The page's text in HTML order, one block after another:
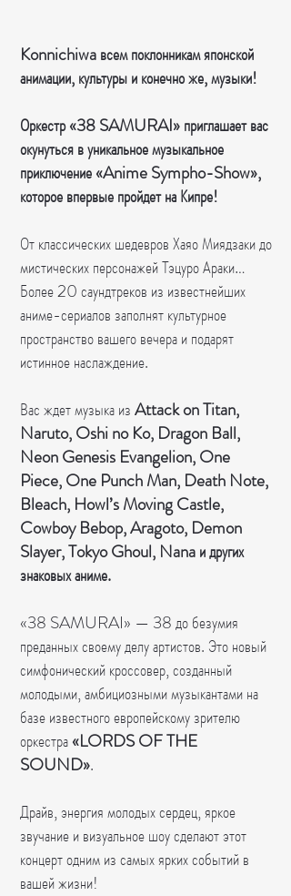
Konnichiwa всем поклонникам японской
анимации, культуры и конечно же, музыки!
Оркестр «38 SAMURAI» приглашает вас
окунуться в уникальное музыкальное
приключение «Anime Sympho-Show»,
которое впервые пройдет на Кипре!
От классических шедевров Хаяо Миядзаки до
мистических персонажей Тэцуро Араки…
Более 20 саундтреков из известнейших
аниме-сериалов заполнят культурное
пространство вашего вечера и подарят
истинное наслаждение.
Вас ждет музыка изAttack on Titan,
Naruto, Oshi no Ko, Dragon Ball,
Neon Genesis Evangelion, One
Piece, One Punch Man, Death Note,
Bleach, Howl’s Moving Castle,
Cowboy Bebop, Aragoto, Demon
Slayer, Tokyo Ghoul, Nana и других
знаковых аниме.
«38 SAMURAI» — 38 до безумия
преданных своему делу артистов. Это новый
симфонический кроссовер, созданный
молодыми, амбициозными музыкантами на
базе известного европейскому зрителю
оркестра«LORDS OF THE
SOUND».
Драйв, энергия молодых сердец, яркое
звучание и визуальное шоу сделают этот
концерт одним из самых ярких событий в
вашей жизни!